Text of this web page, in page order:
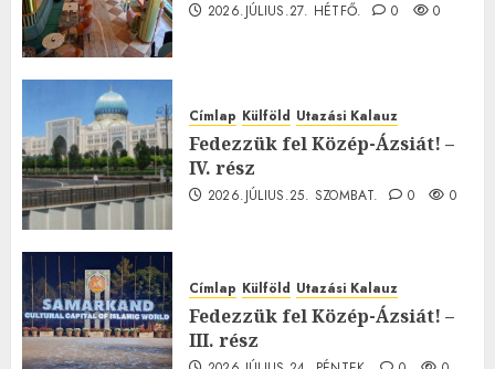
2026.JÚLIUS.27. HÉTFŐ. 0 0
Címlap Külföld Utazási Kalauz
Fedezzük fel Közép-Ázsiát! –
IV. rész
2026.JÚLIUS.25. SZOMBAT. 0 0
Címlap Külföld Utazási Kalauz
Fedezzük fel Közép-Ázsiát! –
III. rész